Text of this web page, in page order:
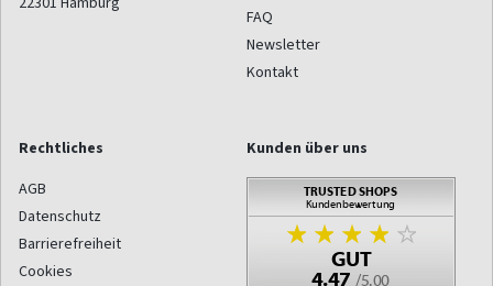
FAQ
Newsletter
Kontakt
Rechtliches
AGB
Datenschutz
Barrierefreiheit
Cookies
Kunden über uns